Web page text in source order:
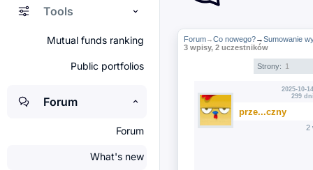
Tools
Mutual funds ranking
Public portfolios
Forum
Forum
What's new
Forum→Co nowego?→Sumowanie
3 wpisy, 2 uczestników
Strony: 1
2025-10-
299
prze...czny
2